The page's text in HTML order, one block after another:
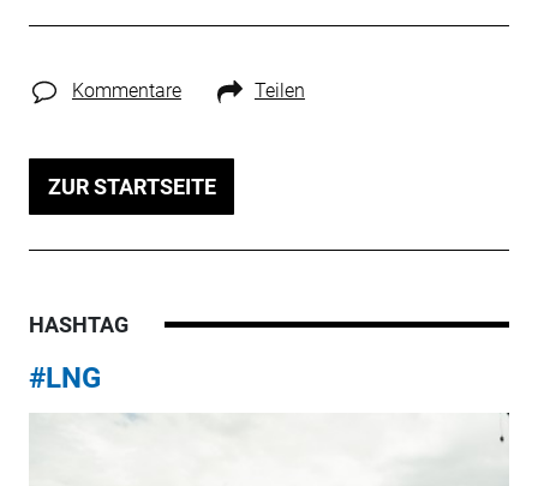
Kommentare Teilen
ZUR STARTSEITE
HASHTAG
#LNG